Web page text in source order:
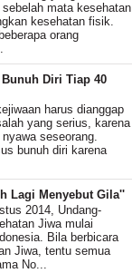
mata kesehatan
kesehatan fisik.
orang
Diri Tiap 40
harus dianggap
yang serius, karena
seseorang.
bunuh diri karena
Lagi Menyebut Gila''
2014, Undang-
Jiwa mulai
Bila berbicara
Jiwa, tentu semua
No...